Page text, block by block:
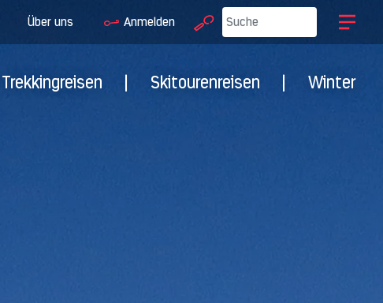
Über uns Anmelden
Trekkingreisen Skitourenreisen Winter